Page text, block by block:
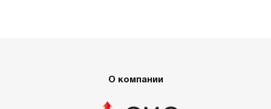
О компании